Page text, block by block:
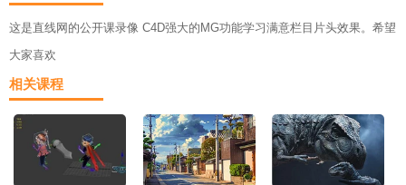
这是直线网的公开课录像 C4D强大的MG功能学习满意栏目片头效果。希望
大家喜欢
相关课程